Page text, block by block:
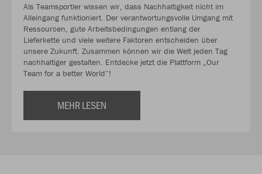
Als Teamsportler wissen wir, dass Nachhaltigkeit nicht im
Alleingang funktioniert. Der verantwortungsvolle Umgang mit
Ressourcen, gute Arbeitsbedingungen entlang der
Lieferkette und viele weitere Faktoren entscheiden über
unsere Zukunft. Zusammen können wir die Welt jeden Tag
nachhaltiger gestalten. Entdecke jetzt die Plattform „Our
Team for a better World“!
MEHR LESEN